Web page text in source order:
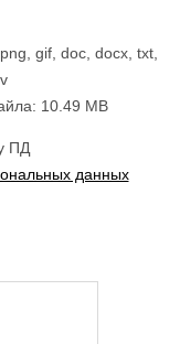
gif, doc, docx, txt,
10.49 MB
ПД
данных